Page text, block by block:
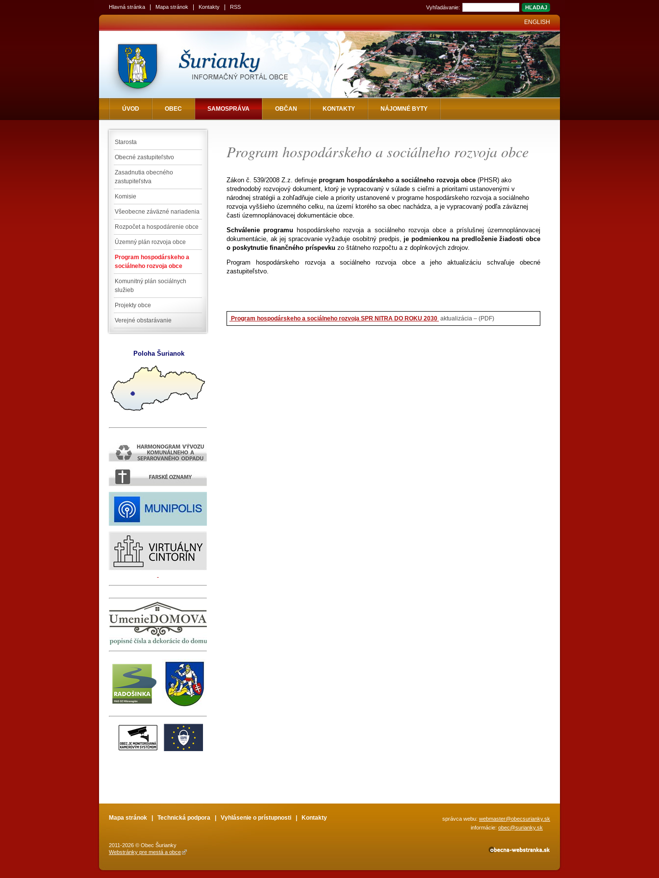
Hlavná stránka Mapa stránok Kontakty RSS Vyhľadávanie:
ENGLISH
ÚVOD OBEC SAMOSPRÁVA OBČAN KONTAKTY NÁJOMNÉ BYTY
Starosta
Obecné zastupiteľstvo
Zasadnutia obecného
zastupiteľstva
Komisie
Všeobecne záväzné nariadenia
Rozpočet a hospodárenie obce
Územný plán rozvoja obce
Program hospodárskeho a
sociálneho rozvoja obce
Komunitný plán sociálnych
služieb
Projekty obce
Verejné obstarávanie
Poloha Šurianok
Program hospodárskeho a sociálneho rozvoja obce
Zákon č. 539/2008 Z.z. definuje program hospodárskeho a sociálneho rozvoja obce (PHSR) ako
strednodobý rozvojový dokument, ktorý je vypracovaný v súlade s cieľmi a prioritami ustanovenými v
národnej stratégii a zohľadňuje ciele a priority ustanovené v programe hospodárskeho rozvoja a sociálneho
rozvoja vyššieho územného celku, na území ktorého sa obec nachádza, a je vypracovaný podľa záväznej
časti územnoplánovacej dokumentácie obce.
Schválenie programu hospodárskeho rozvoja a sociálneho rozvoja obce a príslušnej územnoplánovacej
dokumentácie, ak jej spracovanie vyžaduje osobitný predpis, je podmienkou na predloženie žiadosti obce
o poskytnutie finančného príspevku zo štátneho rozpočtu a z doplnkových zdrojov.
Program hospodárskeho rozvoja a sociálneho rozvoja obce a jeho aktualizáciu schvaľuje obecné
zastupiteľstvo.
Program hospodárskeho a sociálneho rozvoja SPR NITRA DO ROKU 2030 aktualizácia – (PDF)
Mapa stránok Technická podpora Vyhlásenie o prístupnosti Kontakty správca webu: webmaster@obecsurianky.sk
informácie: obec@surianky.sk
2011-2026 © Obec Šurianky
Webstránky pre mestá a obce